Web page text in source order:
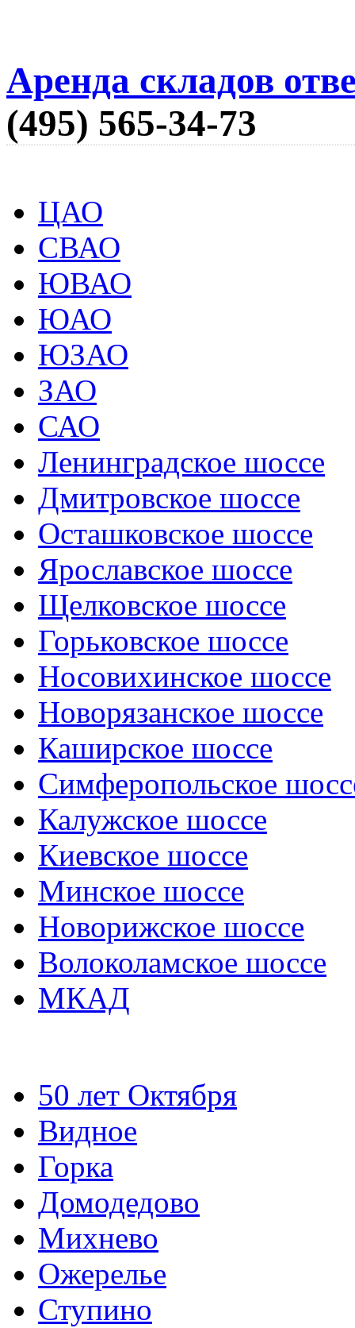
Аренда складов
(495) 565-34-73
ЦАО
СВАО
ЮВАО
ЮАО
ЮЗАО
ЗАО
САО
Ленинградское шоссе
Дмитровское шоссе
Осташковское шоссе
Ярославское шоссе
Щелковское шоссе
Горьковское шоссе
Носовихинское шоссе
Новорязанское шоссе
Каширское шоссе
Симферопольское
Калужское шоссе
Киевское шоссе
Минское шоссе
Новорижское шоссе
Волоколамское шоссе
МКАД
50 лет Октября
Видное
Горка
Домодедово
Михнево
Ожерелье
Ступино